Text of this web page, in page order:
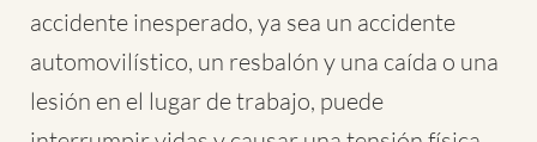
accidente inesperado, ya sea un accidente
automovilístico, un resbalón y una caída o una
lesión en el lugar de trabajo, puede